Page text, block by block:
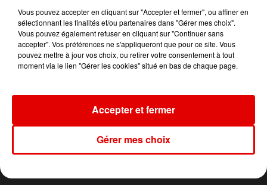
Vous pouvez accepter en cliquant sur "Accepter et fermer", ou affiner en
sélectionnant les finalités et/ou partenaires dans "Gérer mes choix".
Vous pouvez également refuser en cliquant sur "Continuer sans
accepter". Vos préférences ne s'appliqueront que pour ce site. Vous
pouvez mettre à jour vos choix, ou retirer votre consentement à tout
moment via le lien "Gérer les cookies" situé en bas de chaque page.
Gérer mes choix
Accepter et fermer